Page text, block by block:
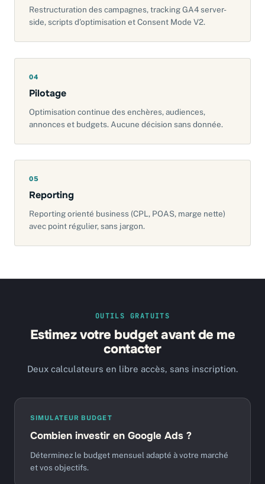
Restructuration des campagnes, tracking GA4 server-
side, scripts d’optimisation et Consent Mode V2.
04
Pilotage
Optimisation continue des enchères, audiences,
annonces et budgets. Aucune décision sans donnée.
05
Reporting
Reporting orienté business (CPL, POAS, marge nette)
avec point régulier, sans jargon.
OUTILS GRATUITS
Estimez votre budget avant de me
contacter
Deux calculateurs en libre accès, sans inscription.
SIMULATEUR BUDGET
Combien investir en Google Ads ?
Déterminez le budget mensuel adapté à votre marché
et vos objectifs.